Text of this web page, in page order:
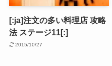
[:ja]注文の多い料理店 攻略
法 ステージ11[:]
2015/10/27